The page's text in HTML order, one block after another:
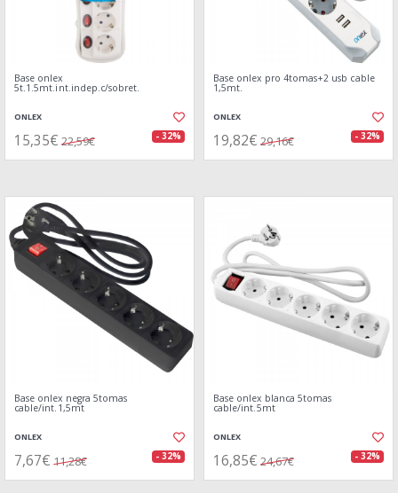
Base onlex
5t.1.5mt.int.indep.c/sobret.
ONLEX
15,35€ 22,59€ - 32%
Base onlex pro 4tomas+2 usb cable
1,5mt.
ONLEX
19,82€ 29,16€ - 32%
Base onlex negra 5tomas
cable/int.1,5mt
ONLEX
7,67€ 11,28€ - 32%
Base onlex blanca 5tomas
cable/int.5mt
ONLEX
16,85€ 24,67€ - 32%